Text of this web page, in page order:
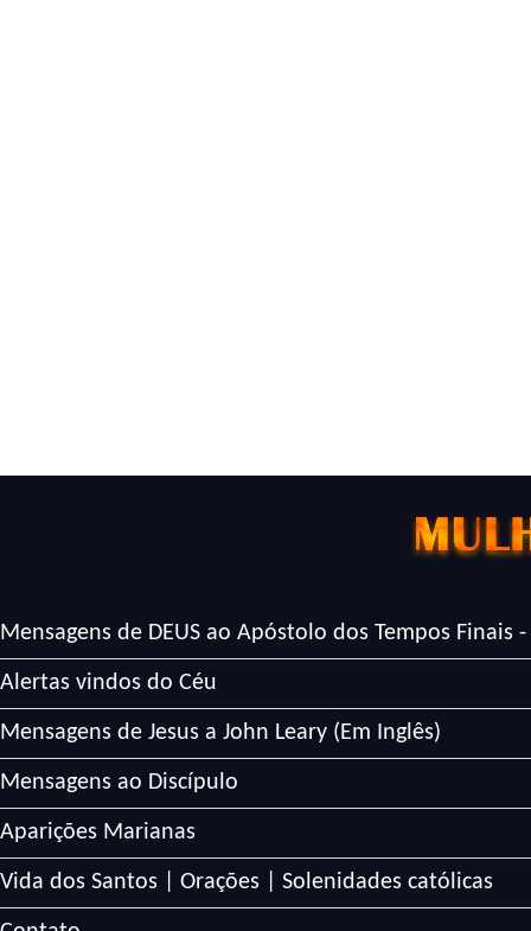
Mensagens de DEUS ao Apóstolo dos Tempos Finais -
Alertas vindos do Céu
Mensagens de Jesus a John Leary (Em Inglês)
Mensagens ao Discípulo
Aparições Marianas
Vida dos Santos | Orações | Solenidades católicas